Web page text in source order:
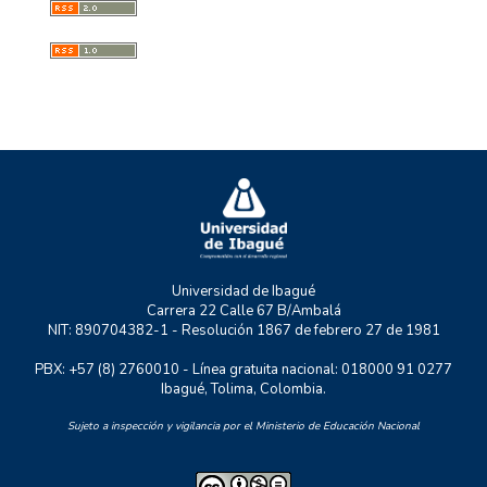
MYSCO
RASTRO URBANO
Universidad de Ibagué
Carrera 22 Calle 67 B/Ambalá
NIT: 890704382-1 - Resolución 1867 de febrero 27 de 1981
PBX: +57 (8) 2760010 - Línea gratuita nacional: 018000 91 0277
Ibagué, Tolima, Colombia.
Sujeto a inspección y vigilancia por el Ministerio de Educación Nacional